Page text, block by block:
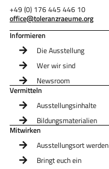
+49 (0) 176 445 446 10
office@toleranzraeume.org
Informieren
Die Ausstellung
Wer wir sind
Newsroom
Vermitteln
Ausstellungsinhalte
Bildungsmaterialien
Mitwirken
Ausstellungsort werden
Bringt euch ein